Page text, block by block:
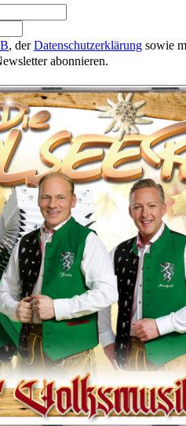
, derDatenschutzerklärung sowie
abonnieren.